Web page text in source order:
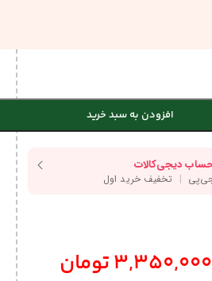
افزودن به سبد خرید
3,350,000تومان